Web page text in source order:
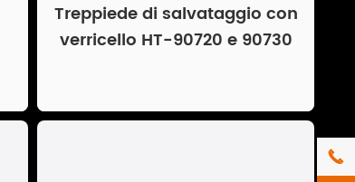
Treppiede di salvataggio con
verricello HT-90720 e 90730
